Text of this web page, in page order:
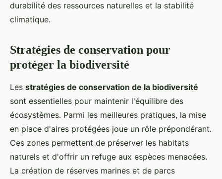
durabilité des ressources naturelles et la stabilité
climatique.
Stratégies de conservation pour
protéger la biodiversité
Les stratégies de conservation de la biodiversité
sont essentielles pour maintenir l'équilibre des
écosystèmes. Parmi les meilleures pratiques, la mise
en place d'aires protégées joue un rôle prépondérant.
Ces zones permettent de préserver les habitats
naturels et d'offrir un refuge aux espèces menacées.
La création de réserves marines et de parcs